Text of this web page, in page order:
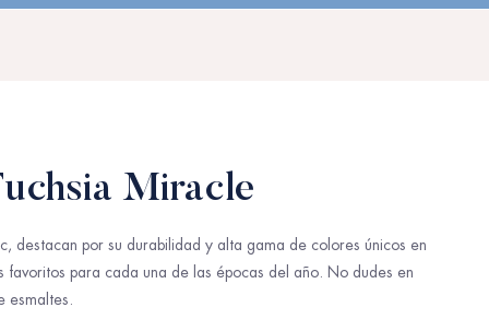
Miracle
destacan por su durabilidad y alta gama de colores únicos en
favoritos para cada una de las épocas del año. No dudes en
esmaltes.